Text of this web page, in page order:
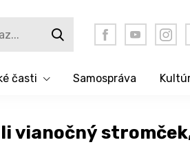
časti Samospráva
vianočný